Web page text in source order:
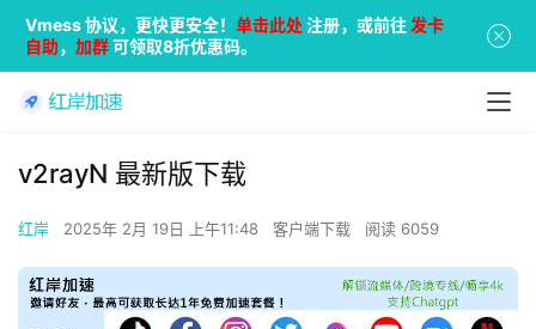
v2rayN 最新版下载
红岸 2025年 2月 19日 上午11:48 客户端下载 阅读 6059
Vmess 协议，更快更安全！ 单击此处注册，或前往 发卡
自助， 加群可领取8折优惠码。